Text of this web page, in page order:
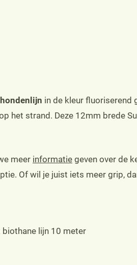
in de kleur fluoriserend
het strand. Deze 12mm brede
meer informatie geven over de
Of wil je juist iets meer grip,
biothane lijn 10 meter